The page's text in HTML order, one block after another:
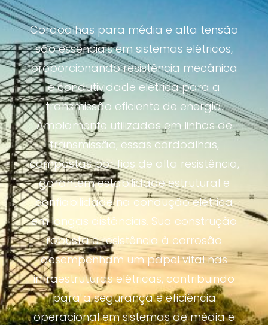
Cordoalhas para média e alta tensão
são essenciais em sistemas elétricos,
proporcionando resistência mecânica
e condutividade elétrica para a
transmissão eficiente de energia.
Amplamente utilizadas em linhas de
transmissão, essas cordoalhas,
compostas por fios de alta resistência,
garantem estabilidade estrutural e
confiabilidade na condução elétrica
em longas distâncias. Sua construção
robusta e resistência à corrosão
desempenham um papel vital nas
infraestruturas elétricas, contribuindo
para a segurança e eficiência
operacional em sistemas de média e